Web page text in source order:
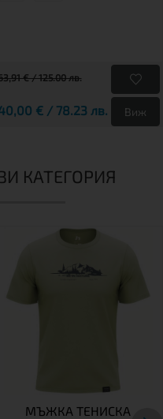
€ / 125.00 лв.
€ / 78.23 лв. Виж
КАТЕГОРИЯ
МЪЖКА ТЕНИСКА